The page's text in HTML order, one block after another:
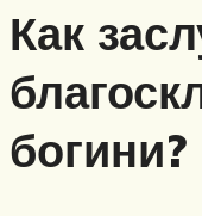
Как
богини?